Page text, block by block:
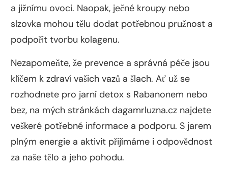
a jižnímu ovoci. Naopak, ječné kroupy nebo
slzovka mohou tělu dodat potřebnou pružnost a
podpořit tvorbu kolagenu.
Nezapomeňte, že prevence a správná péče jsou
klíčem k zdraví vašich vazů a šlach. Ať už se
rozhodnete pro jarní detox s Rabanonem nebo
bez, na mých stránkách dagamrluzna.cz najdete
veškeré potřebné informace a podporu. S jarem
plným energie a aktivit přijímáme i odpovědnost
za naše tělo a jeho pohodu.